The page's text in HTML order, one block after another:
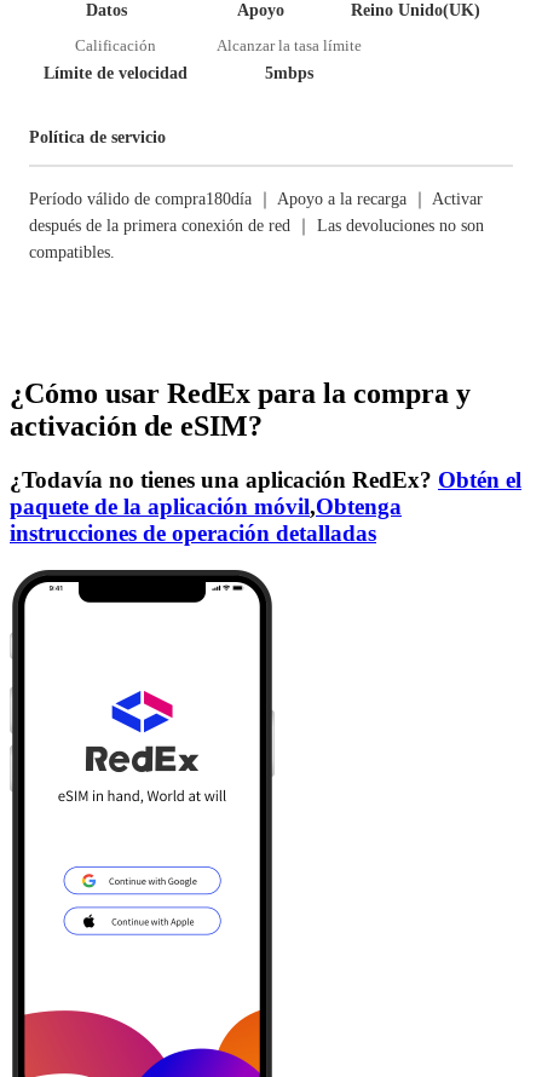
Datos
Apoyo
Reino Unido(UK)
Calificación
Límite de velocidad
Alcanzar la tasa límite
5mbps
Política de servicio
Período válido de compra180día ｜ Apoyo a la recarga ｜ Activar
después de la primera conexión de red ｜ Las devoluciones no son
compatibles.
¿Cómo usar RedEx para la compra y
activación de eSIM?
¿Todavía no tienes una aplicación RedEx? Obtén el
paquete de la aplicación móvil,Obtenga
instrucciones de operación detalladas